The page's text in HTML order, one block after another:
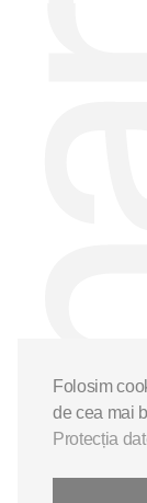
Folosim
de cea mai
Protecția